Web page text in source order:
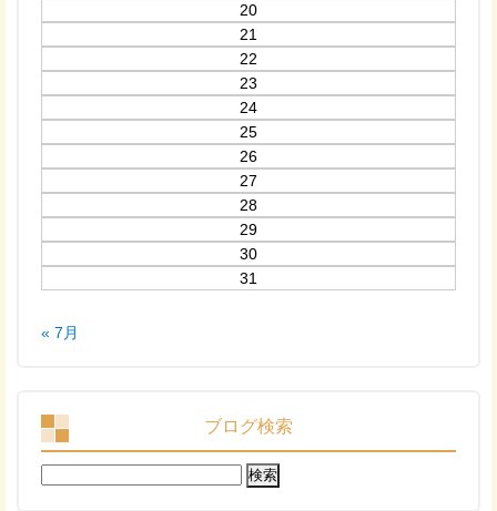
20
21
22
23
24
25
26
27
28
29
30
31
« 7月
ブログ検索
検
索: